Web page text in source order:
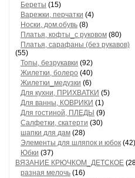
Береты (15)
Варежки, перчатки (4)
Носки, дом.обувь (8)
Платья, кофты_с руковом (80)
Платья, сарафаны (без рукавов)
(55)
Топы, безрукавки (92)
Жилетки, болеро (40)
Жилетки_медузки (6)
Для кухни, ПРИХВАТКИ (5)
Для ванны, КОВРИКИ (1)
Для гостиной, ПЛЕДЫ (9)
Салфетки, скатерти (30)
шапки для дам (28)
Элементы для шляпок и юбок (42)
Юбки (37)
ВЯЗАНИЕ КРЮЧКОМ_ДЕТСКОЕ
разная мелочь (16)